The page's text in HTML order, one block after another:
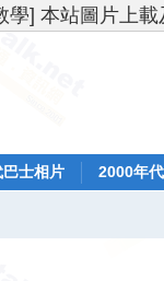
學] 本站圖片上
士相片 2000年